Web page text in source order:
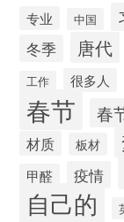
专业 中国
冬季 唐代
工作 很多人
春节 春
材质 板材
甲醛 疫情
自己的